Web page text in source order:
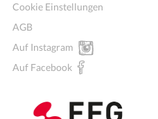
Cookie Einstellungen
AGB
Auf Instagram
Auf Facebook